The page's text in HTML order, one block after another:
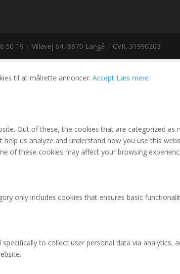
19 | Villavej 64, 8870 Langå | CVR. 31990203
til at målrette annoncer. Accept Læs mere
Out of these, the cookies that are categorized
us analyze and understand how you use this
of these cookies may affect your browsing
only includes cookies that ensures basic
to collect user personal data via analytics,